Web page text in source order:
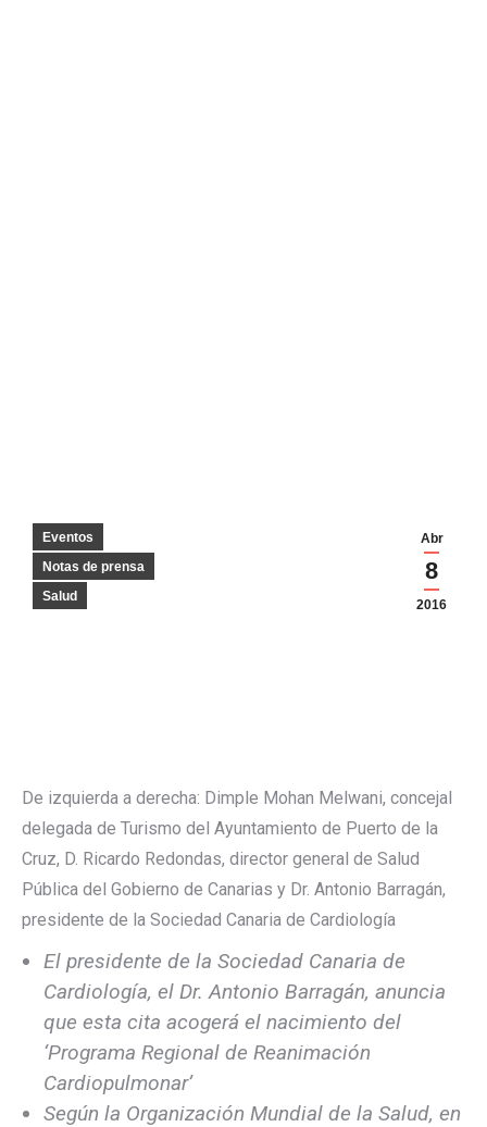
Abr
8
2016
Eventos
Notas de prensa
Salud
De izquierda a derecha: Dimple Mohan Melwani, concejal
delegada de Turismo del Ayuntamiento de Puerto de la
Cruz, D. Ricardo Redondas, director general de Salud
Pública del Gobierno de Canarias y Dr. Antonio Barragán,
presidente de la Sociedad Canaria de Cardiología
El presidente de la Sociedad Canaria de
Cardiología, el Dr. Antonio Barragán, anuncia
que esta cita acogerá el nacimiento del
‘Programa Regional de Reanimación
Cardiopulmonar’
Según la Organización Mundial de la Salud, en